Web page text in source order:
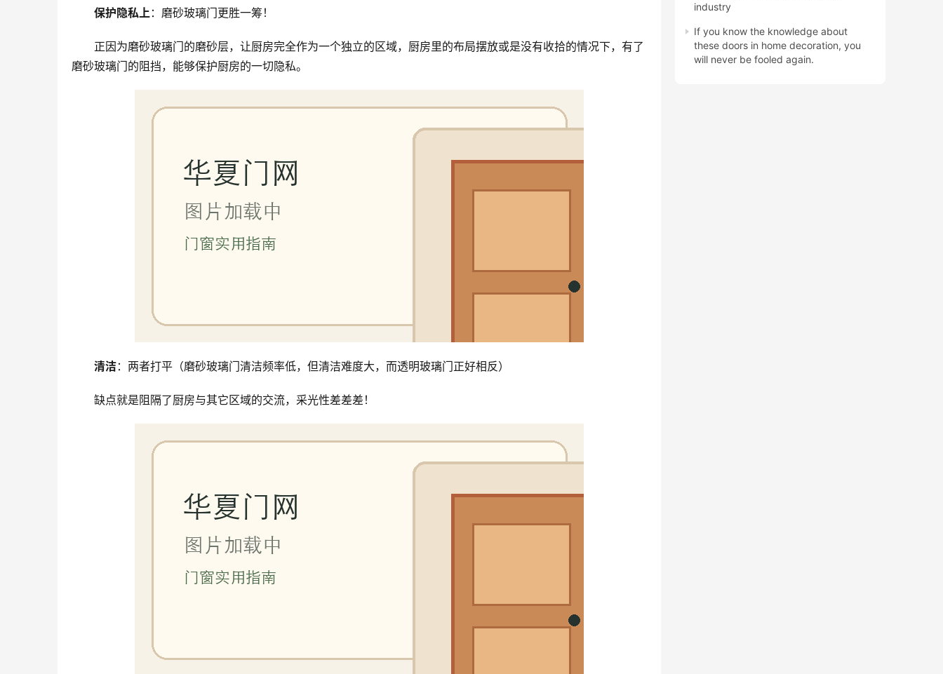
保护隐私上：磨砂玻璃门更胜一筹！
正因为磨砂玻璃门的磨砂层，让厨房完全作为一个独立的区域，厨房里的布局摆放或是没有收拾的情况下，有了
磨砂玻璃门的阻挡，能够保护厨房的一切隐私。
清洁：两者打平（磨砂玻璃门清洁频率低，但清洁难度大，而透明玻璃门正好相反）
缺点就是阻隔了厨房与其它区域的交流，采光性差差差！
industry
If you know the knowledge about
these doors in home decoration, you
will never be fooled again.